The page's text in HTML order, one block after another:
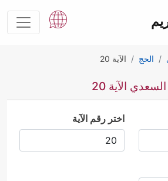
الحج الآية 20
الآية 20
اختر رقم الآية